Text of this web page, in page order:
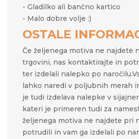
- Gladilko ali bančno kartico
- Malo dobre volje :)
OSTALE
Če željenega motiva ne najdete
trgovini, nas kontaktirajte in
ter izdelali nalepko po
lahko naredi v poljubnih merah
je tudi izdelava nalepke v
kateri je primeren tudi za
željenega motiva ne najdete pri
potrudili in vam ga izdelali po